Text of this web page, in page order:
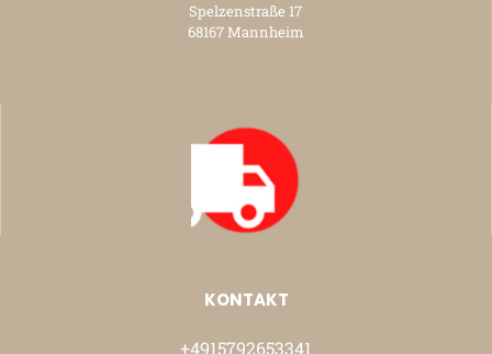
Spelzenstraße 17
68167 Mannheim
KONTAKT
+4915792653341